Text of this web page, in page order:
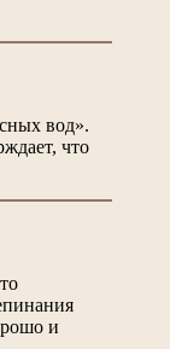
вод».
что
и